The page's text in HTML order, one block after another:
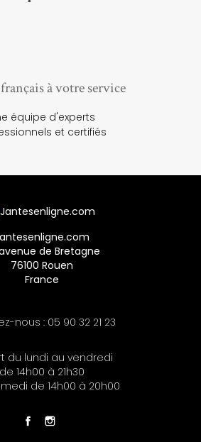
à votre service
équipe d'experts
et certifiés
de Bretagne
76100 Rouen
France
nous : 05 90 32 21 23
du lundi au vendredi
de 14h00 à 21h30
de 14h00 à 20h00